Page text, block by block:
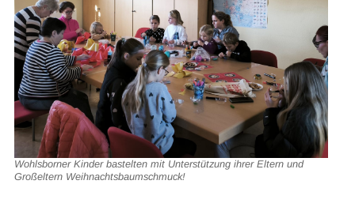
Wohlsborner Kinder bastelten mit Unterstützung ihrer Eltern und
Großeltern Weihnachtsbaumschmuck!